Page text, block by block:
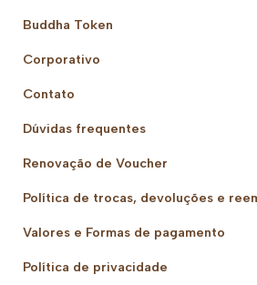
Buddha Token
Corporativo
Contato
Dúvidas frequentes
Renovação de Voucher
Política de trocas, devoluções e
Valores e Formas de pagamento
Política de privacidade